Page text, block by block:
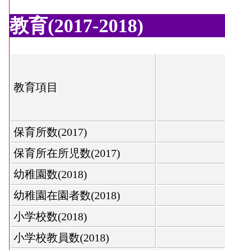
教育(2017-2018)
教育項目
保育所数(2017)
保育所在所児数(2017)
幼稚園数(2018)
幼稚園在園者数(2018)
小学校数(2018)
小学校教員数(2018)